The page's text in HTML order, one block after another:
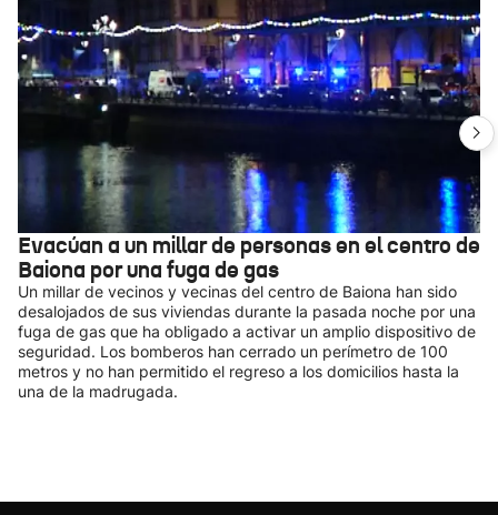
Evacúan a un millar de personas en el centro de
Baiona por una fuga de gas
Un millar de vecinos y vecinas del centro de Baiona han sido
desalojados de sus viviendas durante la pasada noche por una
fuga de gas que ha obligado a activar un amplio dispositivo de
seguridad. Los bomberos han cerrado un perímetro de 100
metros y no han permitido el regreso a los domicilios hasta la
una de la madrugada.